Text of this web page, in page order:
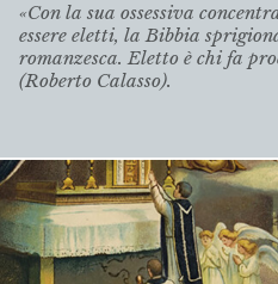
«Con la sua ossessiva
essere eletti, la Bibbia
romanzesca. Eletto è chi fa
(Roberto Calasso).